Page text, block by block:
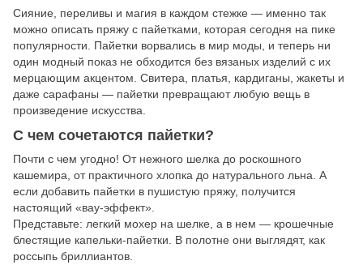
Сияние, переливы и магия в каждом стежке — именно так
можно описать пряжу с пайетками, которая сегодня на пике
популярности. Пайетки ворвались в мир моды, и теперь ни
один модный показ не обходится без вязаных изделий с их
мерцающим акцентом. Свитера, платья, кардиганы, жакеты и
даже сарафаны — пайетки превращают любую вещь в
произведение искусства.
С чем сочетаются пайетки?
Почти с чем угодно! От нежного шелка до роскошного
кашемира, от практичного хлопка до натурального льна. А
если добавить пайетки в пушистую пряжу, получится
настоящий «вау-эффект».
Представьте: легкий мохер на шелке, а в нем — крошечные
блестящие капельки-пайетки. В полотне они выглядят, как
россыпь бриллиантов.